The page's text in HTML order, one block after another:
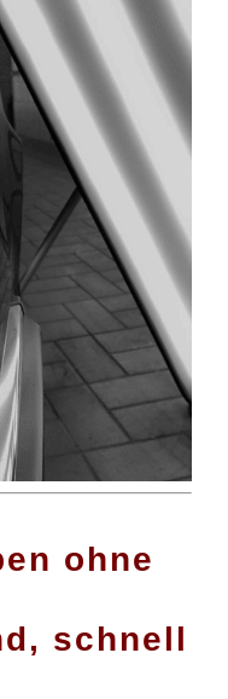
ohne
schnell